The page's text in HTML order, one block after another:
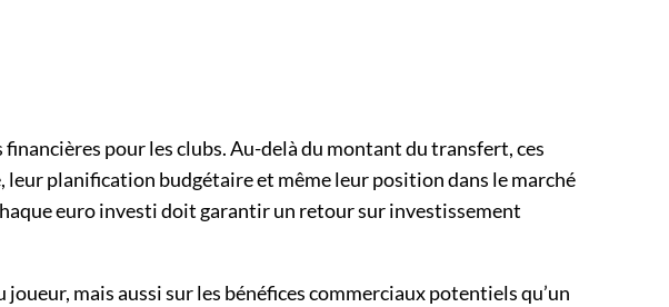
pour les clubs. Au-delà du montant du transfert, ces
planification budgétaire et même leur position dans le marché
euro investi doit garantir un retour sur investissement
mais aussi sur les bénéfices commerciaux potentiels qu’un